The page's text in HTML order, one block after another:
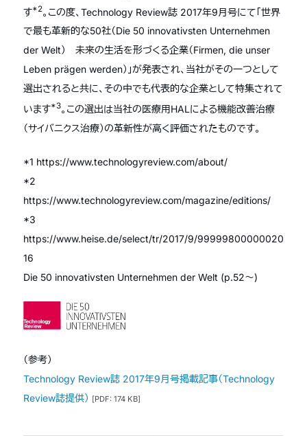
す*2。この度、Technology Review誌 2017年9月号にて「世界
で最も革新的な50社（Die 50 innovativsten Unternehmen
der Welt） 未来の生活を形づくる企業（Firmen, die unser
Leben prägen werden）」が発表され、当社がその一つとして
選出されると共に、その中でも代表的な企業として特集されて
います*3。この選出は当社の医療用HALによる機能改善治療
（サイバニクス治療）の革新性が高く評価されたものです。
*1 https://www.technologyreview.com/about/
*2
https://www.technologyreview.com/magazine/editions/
*3
https://www.heise.de/select/tr/2017/9/99999800000020
16
Die 50 innovativsten Unternehmen der Welt (p.52〜)
（参考）
Technology Review誌 2017年9月号掲載記事（Technology
Review誌提供） [PDF: 174 KB]